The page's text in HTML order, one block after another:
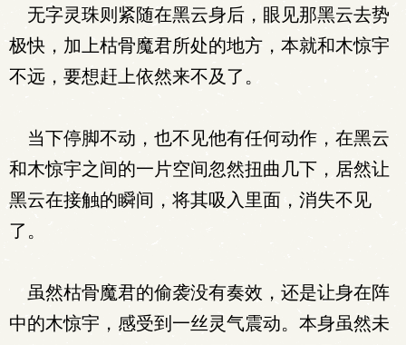
无字灵珠则紧随在黑云身后，眼见那黑云去势
极快，加上枯骨魔君所处的地方，本就和木惊宇
不远，要想赶上依然来不及了。
当下停脚不动，也不见他有任何动作，在黑云
和木惊宇之间的一片空间忽然扭曲几下，居然让
黑云在接触的瞬间，将其吸入里面，消失不见
了。
虽然枯骨魔君的偷袭没有奏效，还是让身在阵
中的木惊宇，感受到一丝灵气震动。本身虽然未